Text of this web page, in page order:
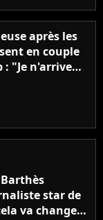
après les
en couple
: "Je n'arrive
star de
va changer